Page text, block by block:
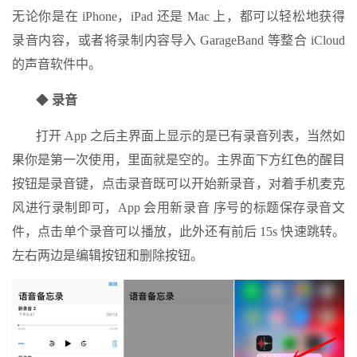
无论你是在 iPhone，iPad 还是 Mac 上，都可以轻松地获得
录音内容，或者将录制内容导入 GarageBand 等整合 iCloud
的声音软件中。
◆ 录音
打开 App 之后主界面上显示的是已有录音列表，当然如
果你是第一次使用，里面就是空的。主界面下方红色的醒目
按钮是录音键，点击录音既可以开始新录音，对着手机麦克
风进行录制即可，App 会用新录音 序号的标题保存录音文
件，点击单个录音可以播放，此外还有前后 15s 快速跳转。
左右两边是编辑按钮和删除按钮。